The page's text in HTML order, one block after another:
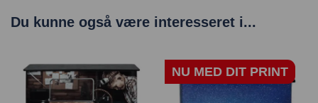
Du kunne også være interesseret i...
NU MED DIT PRINT